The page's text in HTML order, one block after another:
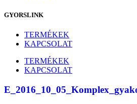
GYORSLINK
TERMÉKEK
KAPCSOLAT
TERMÉKEK
KAPCSOLAT